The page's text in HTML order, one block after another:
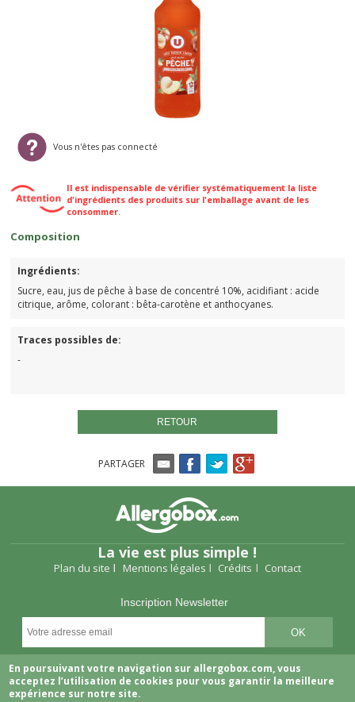
Vous n'êtes pas connecté
Il est indispensable de vérifier systématiquement la liste
d'ingrédients des produits sur l'emballage avant de les
consommer.
Composition
Ingrédients:
Sucre, eau, jus de pêche à base de concentré 10%, acidifiant : acide
citrique, arôme, colorant : bêta-carotène et anthocyanes.
Traces possibles de:
-
RETOUR
PARTAGER
La vie est plus simple !
Plan du site Mentions légales Crédits Contact
Inscription Newsletter
Suivez-nous
En poursuivant votre navigation sur allergobox.com, vous
acceptez l’utilisation de cookies pour vous garantir la meilleure
expérience sur notre site.